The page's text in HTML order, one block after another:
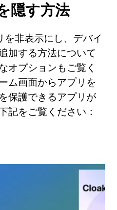
隠す方法
を非表示にし、デバイ
加する方法について
オプションもご覧く
ム画面からアプリを
保護できるアプリが
記をご覧ください：